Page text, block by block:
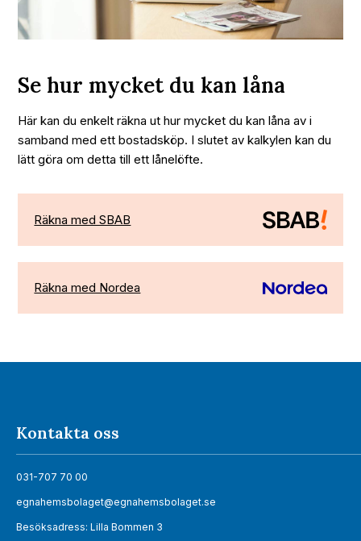
Se hur mycket du kan låna
Här kan du enkelt räkna ut hur mycket du kan låna av i
samband med ett bostadsköp. I slutet av kalkylen kan du
lätt göra om detta till ett lånelöfte.
Räkna med SBAB
Räkna med Nordea
Kontakta oss
031-707 70 00
egnahemsbolaget@egnahemsbolaget.se
Besöksadress: Lilla Bommen 3